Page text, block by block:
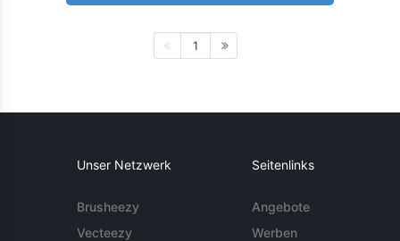
1
Unser Netzwerk
Brusheezy
Vecteezy
Seitenlinks
Angebote
Werben